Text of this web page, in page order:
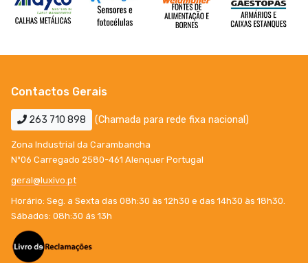
Contactos Gerais
263 710 898 (Chamada para rede fixa nacional)
Zona Industrial da Carambancha
Nº06 Carregado 2580-461 Alenquer Portugal
geral@luxivo.pt
Horário: Seg. a Sexta das 08h:30 às 12h30 e das 14h30 às 18h30.
Sábados: 08h:30 ás 13h